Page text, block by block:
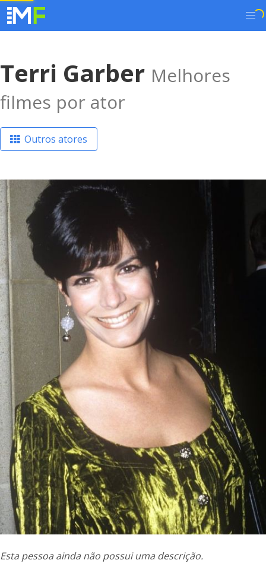
Terri Garber Melhores
filmes por ator
Outros atores
Esta pessoa ainda não possui uma descrição.